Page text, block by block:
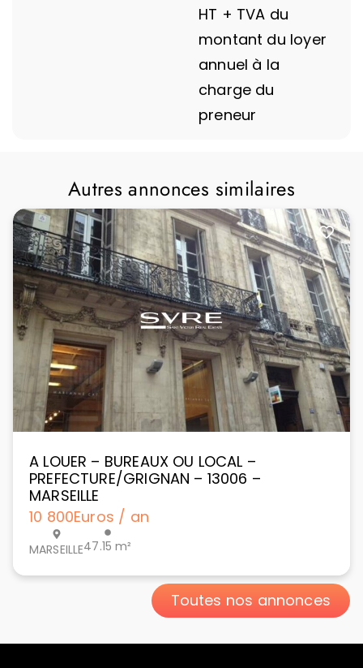
HT + TVA du
montant du loyer
annuel à la
charge du
preneur
Autres annonces similaires
A LOUER – BUREAUX OU LOCAL –
PREFECTURE/GRIGNAN – 13006 –
MARSEILLE
10 800Euros / an
MARSEILLE47.15 m²
Toutes nos annonces